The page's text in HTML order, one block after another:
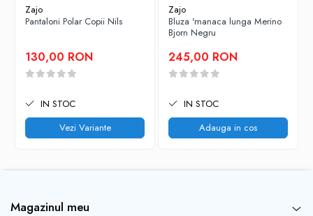
Zajo
Pantaloni Polar Copii Nils
130,00 RON
IN STOC
Vezi Variante
Zajo
Bluza 'manaca lunga Merino
Bjorn Negru
245,00 RON
IN STOC
Adauga in cos
Magazinul meu